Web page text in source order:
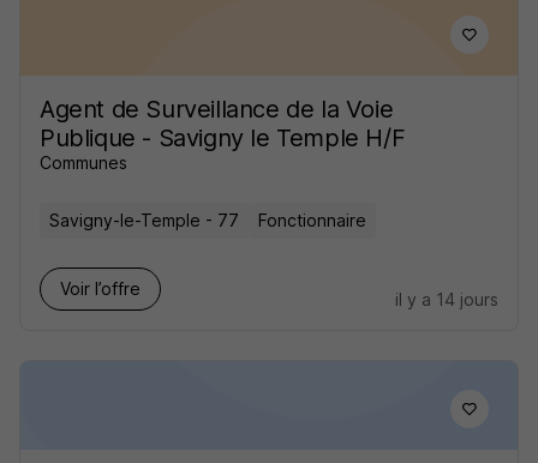
Agent de Surveillance de la Voie
Publique - Savigny le Temple H/F
Communes
Savigny-le-Temple - 77 Fonctionnaire
Voir l’offre
il y a 14 jours